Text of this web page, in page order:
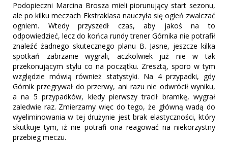
Podopieczni Marcina Brosza mieli piorunujący start sezonu,
ale po kilku meczach Ekstraklasa nauczyła się ogień zwalczać
ogniem. Wtedy przyszedł czas, aby jakoś na to
odpowiedzieć, lecz do końca rundy trener Górnika nie potrafił
znaleźć żadnego skutecznego planu B. Jasne, jeszcze kilka
spotkań zabrzanie wygrali, aczkolwiek już nie w tak
przekonującym stylu co na początku. Zresztą, sporo w tym
względzie mówią również statystyki. Na 4 przypadki, gdy
Górnik przegrywał do przerwy, ani razu nie odwrócił wyniku,
a na 5 przypadków, kiedy pierwszy tracił bramkę, wygrał
zaledwie raz. Zmierzamy więc do tego, że główną wadą do
wyeliminowania w tej drużynie jest brak elastyczności, który
skutkuje tym, iż nie potrafi ona reagować na niekorzystny
przebieg meczu.